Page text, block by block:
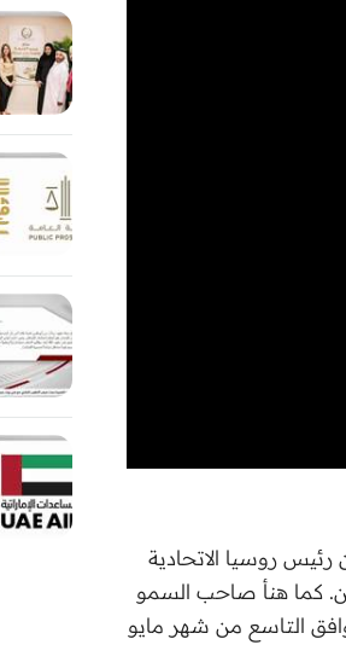
روسيا الاتحادية
كما هنأ صاحب السمو
التاسع من شهر مايو